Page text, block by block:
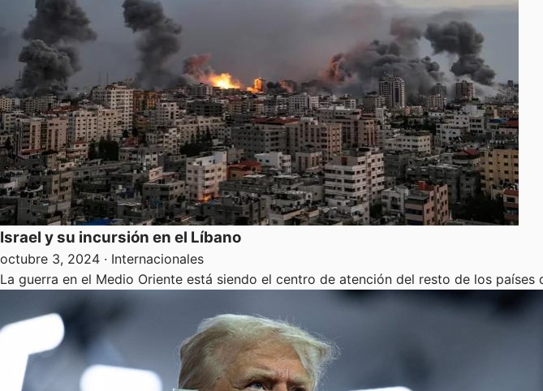
Israel y su incursión en el Líbano
octubre 3, 2024 · Internacionales
La guerra en el Medio Oriente está siendo el centro de atención del resto de los